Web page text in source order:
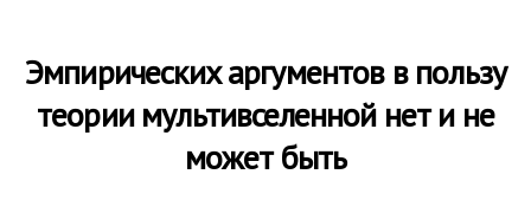
Эмпирических аргументов в пользу
теории мультивселенной нет и не
может быть